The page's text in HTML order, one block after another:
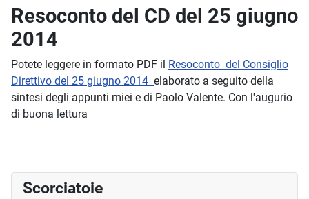
Scorciatoie
Resoconto del CD del 25 giugno
2014
Potete leggere in formato PDF il Resoconto del Consiglio
Direttivo del 25 giugno 2014 elaborato a seguito della
sintesi degli appunti miei e di Paolo Valente. Con l'augurio
di buona lettura